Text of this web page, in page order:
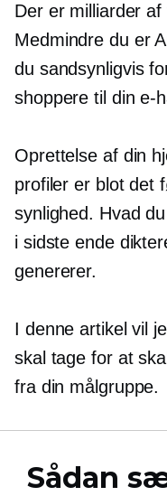
Der er milliarder
Medmindre du er
du sandsynligvis
shoppere til dine-
Oprettelse af din
profiler er blot det
synlighed. Hvad
i sidste ende
genererer.
I denne artikel vil
skal tage for at
fra din målgruppe.
Sådan